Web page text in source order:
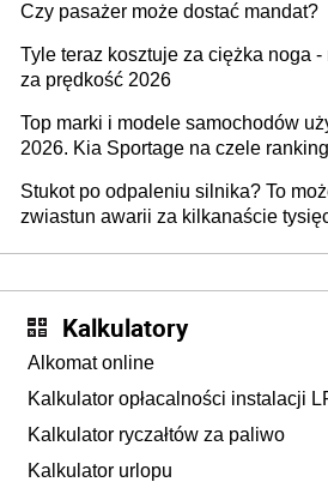
Czy pasażer może dostać mandat?
Tyle teraz kosztuje za ciężka noga -
za prędkość 2026
Top marki i modele samochodów
2026. Kia Sportage na czele
Stukot po odpaleniu silnika? To
zwiastun awarii za kilkanaście
Kalkulatory
Alkomat online
Kalkulator opłacalności instalacji
Kalkulator ryczałtów za paliwo
Kalkulator urlopu